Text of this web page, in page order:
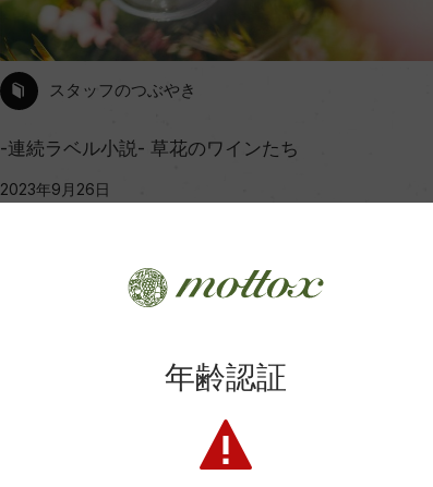
スタッフのつぶやき
-連続ラベル小説- 草花のワインたち
2023年9月26日
年齢認証